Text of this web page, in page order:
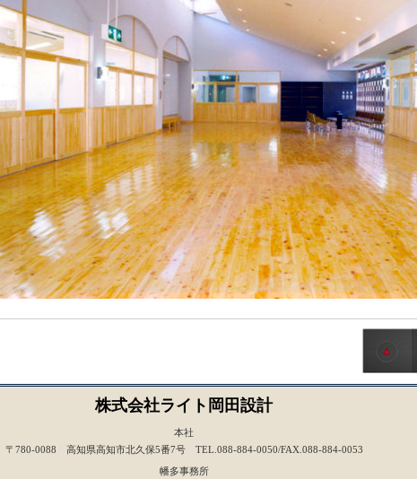
株式会社ライト岡田設計
本社
〒780-0088 高知県高知市北久保5番7号 TEL.088-884-0050/FAX.088-884-0053
幡多事務所